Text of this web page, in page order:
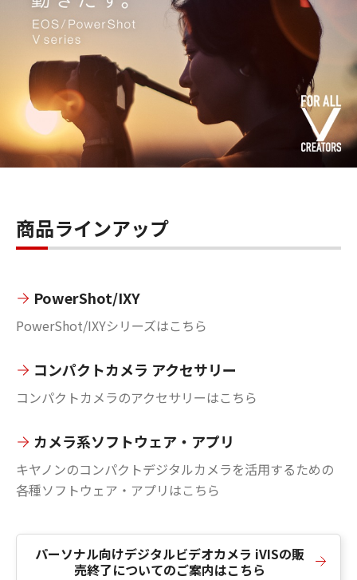
商品ラインアップ
PowerShot/IXY
PowerShot/IXYシリーズはこちら
コンパクトカメラ アクセサリー
コンパクトカメラのアクセサリーはこちら
カメラ系ソフトウェア・アプリ
キヤノンのコンパクトデジタルカメラを活用するための
各種ソフトウェア・アプリはこちら
パーソナル向けデジタルビデオカメラ iVISの販
売終了についてのご案内はこちら